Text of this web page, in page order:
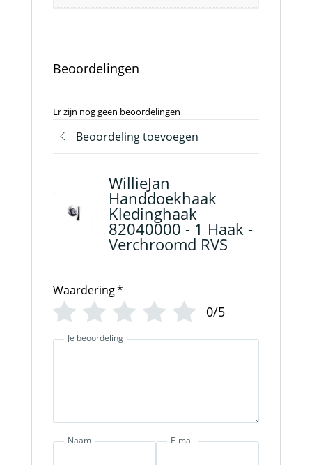
Beoordelingen
Er zijn nog geen beoordelingen
Beoordeling toevoegen
WillieJan
Handdoekhaak
Kledinghaak
82040000 - 1 Haak -
Verchroomd RVS
Waardering*
0/5
Je beoordeling
Naam E-mail